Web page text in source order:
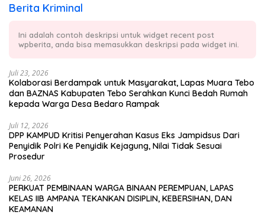
Berita Kriminal
Ini adalah contoh deskripsi untuk widget recent post
wpberita, anda bisa memasukkan deskripsi pada widget ini.
Juli 23, 2026
Kolaborasi Berdampak untuk Masyarakat, Lapas Muara Tebo
dan BAZNAS Kabupaten Tebo Serahkan Kunci Bedah Rumah
kepada Warga Desa Bedaro Rampak
Juli 12, 2026
DPP KAMPUD Kritisi Penyerahan Kasus Eks Jampidsus Dari
Penyidik Polri Ke Penyidik Kejagung, Nilai Tidak Sesuai
Prosedur
Juni 26, 2026
PERKUAT PEMBINAAN WARGA BINAAN PEREMPUAN, LAPAS
KELAS IIB AMPANA TEKANKAN DISIPLIN, KEBERSIHAN, DAN
KEAMANAN